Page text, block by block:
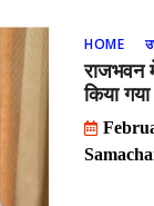
HOME
राजभवन
किया